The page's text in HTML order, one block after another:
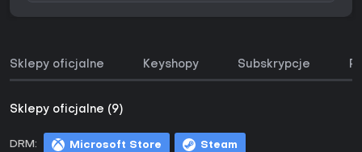
Sklepy oficjalne Keyshopy Subskrypcje
Sklepy oficjalne (9)
DRM: Microsoft Store Steam